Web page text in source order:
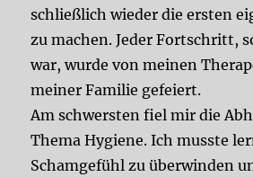
schließlich wieder die ersten
zu machen. Jeder Fortschritt,
war, wurde von meinen
meiner Familie gefeiert.
Am schwersten fiel mir die
Thema Hygiene. Ich musste
Schamgefühl zu überwinden